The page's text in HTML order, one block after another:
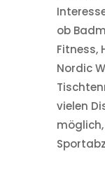
ob
Fitness,
Nordic
vielen